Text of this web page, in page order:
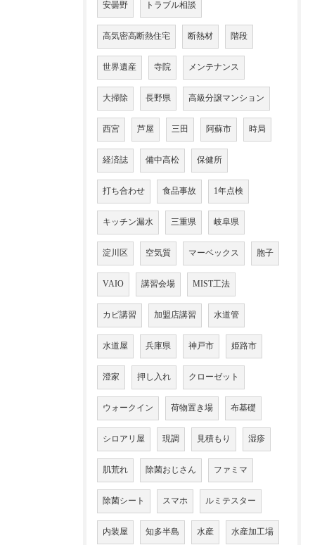
安曇野 トラブル相談
高気密高断熱住宅 断熱材 階段
世界遺産 寺院 メンテナンス
大掃除 長野県 高級分譲マンション
西宮 芦屋 三田 阿蘇市 時局
経済誌 備中高松 保健所
打ち合わせ 食品事故 1年点検
キッチン漏水 三重県 岐阜県
淀川区 空気質 マーベックス 胞子
VAIO 講習会場 MIST工法
カビ講習 加盟店講習 水道管
水道屋 兵庫県 神戸市 姫路市
澄家 押し入れ クローゼット
ウォークイン 荷物置き場 布基礎
シロアリ屋 現調 見積もり 湿疹
肌荒れ 除菌おじさん ファミマ
除菌シート スマホ ルミテスター
内装屋 知多半島 水産 水産加工場